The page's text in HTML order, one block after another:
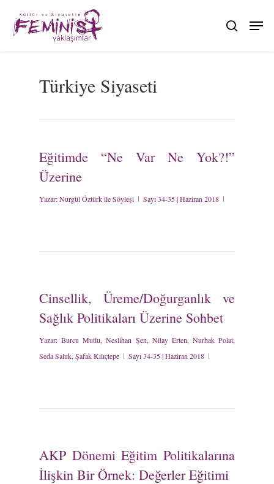
main
search
Türkiye Siyaseti
Eğitimde “Ne Var Ne Yok?!”
Üzerine
Yazar:Nurgül Öztürk ile Söyleşi Sayı 34-35 | Haziran 2018
Cinsellik, Üreme/Doğurganlık ve
Sağlık Politikaları Üzerine Sohbet
Yazar:Burcu Mutlu, Neslihan Şen, Nilay Erten, Nurhak Polat,
Seda Saluk, Şafak Kılıçtepe
Sayı 34-35 | Haziran 2018
AKP Dönemi Eğitim Politikalarına
İlişkin Bir Örnek: Değerler Eğitimi